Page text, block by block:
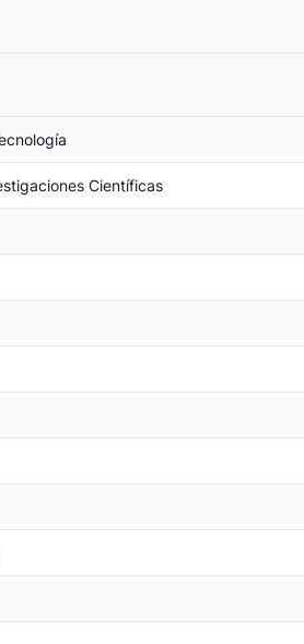
Científicas